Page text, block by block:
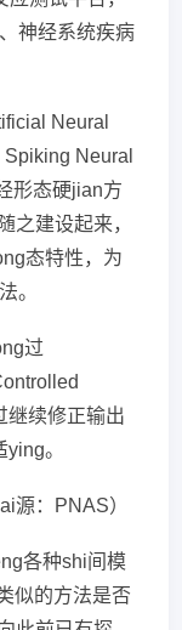
神经系统疾病
Neural
Neural
形态硬jian方
之建设起来，
态特性，为
。
过
继续修正输出
。
源：PNAS）
各种shi间模
似的方法是否